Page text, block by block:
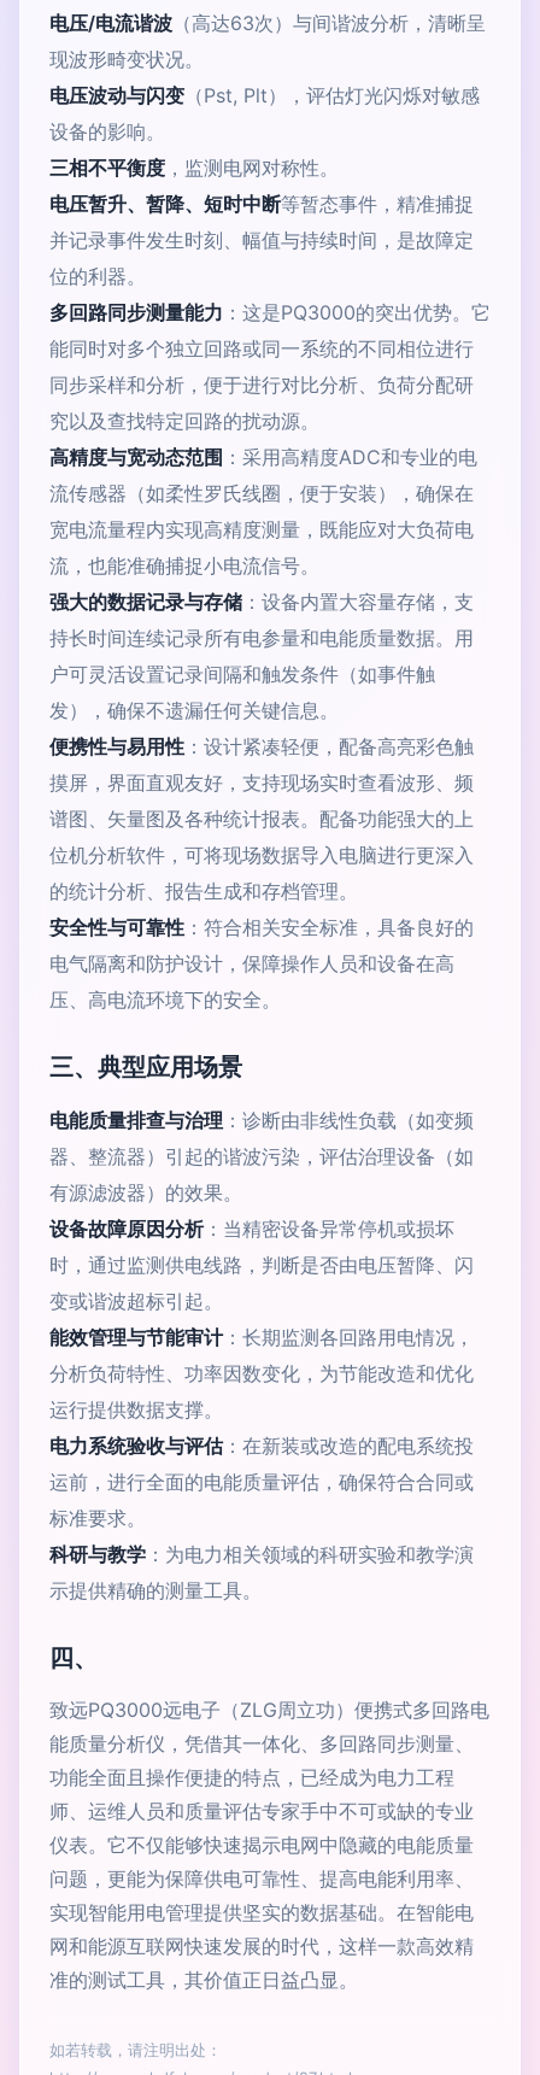
电压/电流谐波 （高达63次）与间谐波分析，清晰呈
现波形畸变状况。
电压波动与闪变 （Pst, Plt），评估灯光闪烁对敏感
设备的影响。
三相不平衡度 ，监测电网对称性。
电压暂升、暂降、短时中断等暂态事件，精准捕捉
并记录事件发生时刻、幅值与持续时间，是故障定
位的利器。
多回路同步测量能力 ：这是PQ3000的突出优势。它
能同时对多个独立回路或同一系统的不同相位进行
同步采样和分析，便于进行对比分析、负荷分配研
究以及查找特定回路的扰动源。
高精度与宽动态范围 ：采用高精度ADC和专业的电
流传感器（如柔性罗氏线圈，便于安装），确保在
宽电流量程内实现高精度测量，既能应对大负荷电
流，也能准确捕捉小电流信号。
强大的数据记录与存储 ：设备内置大容量存储，支
持长时间连续记录所有电参量和电能质量数据。用
户可灵活设置记录间隔和触发条件（如事件触
发），确保不遗漏任何关键信息。
便携性与易用性 ：设计紧凑轻便，配备高亮彩色触
摸屏，界面直观友好，支持现场实时查看波形、频
谱图、矢量图及各种统计报表。配备功能强大的上
位机分析软件，可将现场数据导入电脑进行更深入
的统计分析、报告生成和存档管理。
安全性与可靠性 ：符合相关安全标准，具备良好的
电气隔离和防护设计，保障操作人员和设备在高
压、高电流环境下的安全。
三、典型应用场景
电能质量排查与治理 ：诊断由非线性负载（如变频
器、整流器）引起的谐波污染，评估治理设备（如
有源滤波器）的效果。
设备故障原因分析：当精密设备异常停机或损坏
时，通过监测供电线路，判断是否由电压暂降、闪
变或谐波超标引起。
能效管理与节能审计：长期监测各回路用电情况，
分析负荷特性、功率因数变化，为节能改造和优化
运行提供数据支撑。
电力系统验收与评估：在新装或改造的配电系统投
运前，进行全面的电能质量评估，确保符合合同或
标准要求。
科研与教学 ：为电力相关领域的科研实验和教学演
示提供精确的测量工具。
四、
致远PQ3000远电子（ZLG周立功）便携式多回路电
能质量分析仪，凭借其一体化、多回路同步测量、
功能全面且操作便捷的特点，已经成为电力工程
师、运维人员和质量评估专家手中不可或缺的专业
仪表。它不仅能够快速揭示电网中隐藏的电能质量
问题，更能为保障供电可靠性、提高电能利用率、
实现智能用电管理提供坚实的数据基础。在智能电
网和能源互联网快速发展的时代，这样一款高效精
准的测试工具，其价值正日益凸显。
如若转载，请注明出处：